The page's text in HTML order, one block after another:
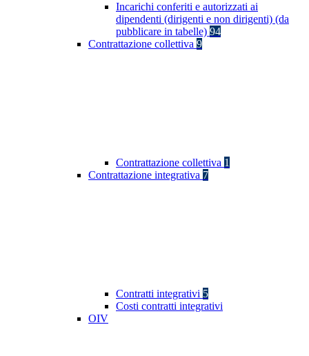
Incarichi conferiti e autorizzati ai
dipendenti (dirigenti e non dirigenti) (da
pubblicare in tabelle) 94
Contrattazione collettiva 9
Contrattazione collettiva 1
Contrattazione integrativa 7
Contratti integrativi 5
Costi contratti integrativi
OIV